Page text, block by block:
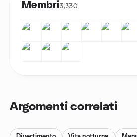
Membri3,330
Argomenti correlati